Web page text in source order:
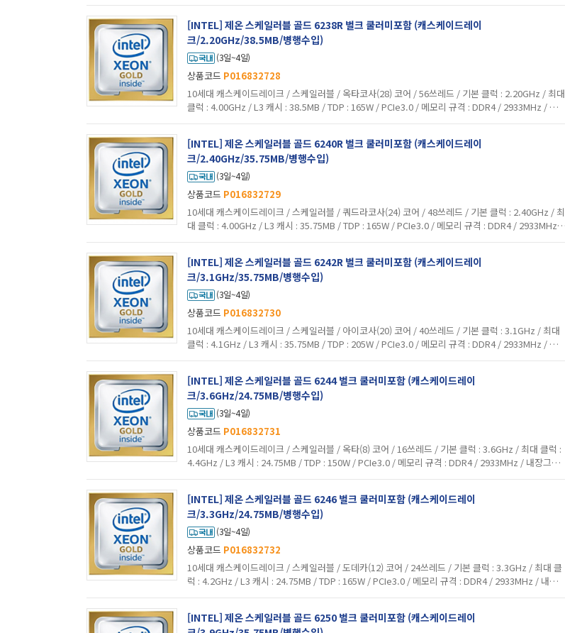
[INTEL] 제온 스케일러블 골드 6238R 벌크 쿨러미포함 (캐스케이드레이
크/2.20GHz/38.5MB/병행수입)
(3일~4일)
상품코드 P016832728
10세대 캐스케이드레이크 / 스케일러블 / 옥타코사(28) 코어 / 56쓰레드 / 기본 클럭 : 2.20GHz / 최대
클럭 : 4.00GHz / L3 캐시 : 38.5MB / TDP : 165W / PCIe3.0 / 메모리 규격 : DDR4 / 2933MHz / 내장
[INTEL] 제온 스케일러블 골드 6240R 벌크 쿨러미포함 (캐스케이드레이
크/2.40GHz/35.75MB/병행수입)
(3일~4일)
상품코드 P016832729
10세대 캐스케이드레이크 / 스케일러블 / 쿼드라코사(24) 코어 / 48쓰레드 / 기본 클럭 : 2.40GHz / 최
대 클럭 : 4.00GHz / L3 캐시 : 35.75MB / TDP : 165W / PCIe3.0 / 메모리 규격 : DDR4 / 2933MHz /
[INTEL] 제온 스케일러블 골드 6242R 벌크 쿨러미포함 (캐스케이드레이
크/3.1GHz/35.75MB/병행수입)
(3일~4일)
상품코드 P016832730
10세대 캐스케이드레이크 / 스케일러블 / 아이코사(20) 코어 / 40쓰레드 / 기본 클럭 : 3.1GHz / 최대
클럭 : 4.1GHz / L3 캐시 : 35.75MB / TDP : 205W / PCIe3.0 / 메모리 규격 : DDR4 / 2933MHz / 내장
[INTEL] 제온 스케일러블 골드 6244 벌크 쿨러미포함 (캐스케이드레이
크/3.6GHz/24.75MB/병행수입)
(3일~4일)
상품코드 P016832731
10세대 캐스케이드레이크 / 스케일러블 / 옥타(8) 코어 / 16쓰레드 / 기본 클럭 : 3.6GHz / 최대 클럭 :
4.4GHz / L3 캐시 : 24.75MB / TDP : 150W / PCIe3.0 / 메모리 규격 : DDR4 / 2933MHz / 내장그래
[INTEL] 제온 스케일러블 골드 6246 벌크 쿨러미포함 (캐스케이드레이
크/3.3GHz/24.75MB/병행수입)
(3일~4일)
상품코드 P016832732
10세대 캐스케이드레이크 / 스케일러블 / 도데카(12) 코어 / 24쓰레드 / 기본 클럭 : 3.3GHz / 최대 클
럭 : 4.2GHz / L3 캐시 : 24.75MB / TDP : 165W / PCIe3.0 / 메모리 규격 : DDR4 / 2933MHz / 내장그
[INTEL] 제온 스케일러블 골드 6250 벌크 쿨러미포함 (캐스케이드레이